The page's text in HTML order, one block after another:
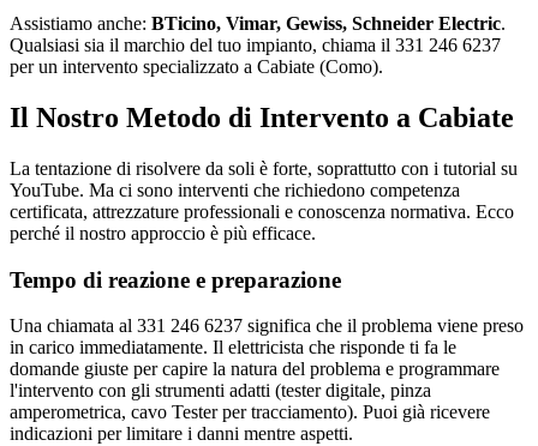
Assistiamo anche: BTicino, Vimar, Gewiss, Schneider Electric.
Qualsiasi sia il marchio del tuo impianto, chiama il 331 246 6237
per un intervento specializzato a Cabiate (Como).
Il Nostro Metodo di Intervento a Cabiate
La tentazione di risolvere da soli è forte, soprattutto con i tutorial su
YouTube. Ma ci sono interventi che richiedono competenza
certificata, attrezzature professionali e conoscenza normativa. Ecco
perché il nostro approccio è più efficace.
Tempo di reazione e preparazione
Una chiamata al 331 246 6237 significa che il problema viene preso
in carico immediatamente. Il elettricista che risponde ti fa le
domande giuste per capire la natura del problema e programmare
l'intervento con gli strumenti adatti (tester digitale, pinza
amperometrica, cavo Tester per tracciamento). Puoi già ricevere
indicazioni per limitare i danni mentre aspetti.